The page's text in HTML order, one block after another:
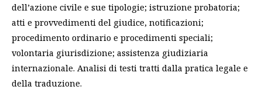
dell’azione civile e sue tipologie; istruzione probatoria;
atti e provvedimenti del giudice, notificazioni;
procedimento ordinario e procedimenti speciali;
volontaria giurisdizione; assistenza giudiziaria
internazionale. Analisi di testi tratti dalla pratica legale e
della traduzione.